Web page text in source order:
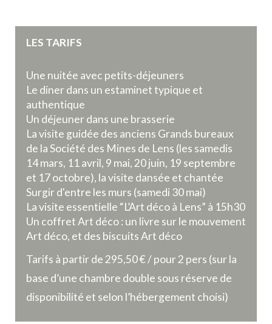
# #
LES TARIFS
Une nuitée avec petits-déjeuners
Le diner dans un estaminet typique et
authentique
Un déjeuner dans une brasserie
La visite guidée des anciens Grands bureaux
de la Société des Mines de Lens (les samedis
14 mars, 11 avril, 9 mai, 20 juin, 19 septembre
et 17 octobre), la visite dansée et chantée
Surgir d'entre les murs (samedi 30 mai)
La visite essentielle “L’Art déco à Lens” à 15h30
Un coffret Art déco : un livre sur le mouvement
Art déco, et des biscuits Art déco
Tarifs à partir de 295,50 € / pour 2 pers (sur la
base d’une chambre double sous réserve de
disponibilité et selon l’hébergement choisi)